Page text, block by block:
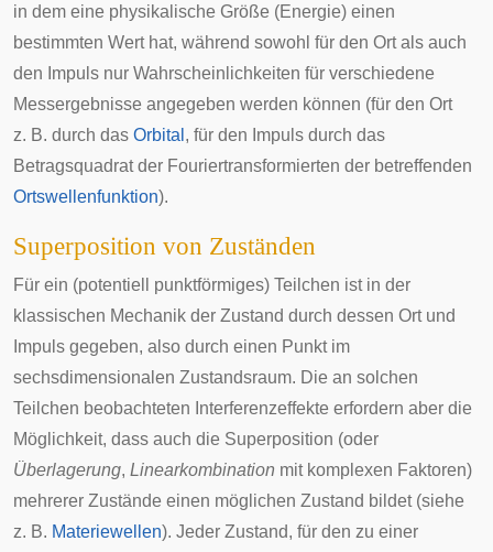
in dem eine physikalische Größe (Energie) einen
bestimmten Wert hat, während sowohl für den Ort als auch
den Impuls nur Wahrscheinlichkeiten für verschiedene
Messergebnisse angegeben werden können (für den Ort
z. B. durch das Orbital , für den Impuls durch das
Betragsquadrat der Fouriertransformierten der betreffenden
Ortswellenfunktion).
Superposition von Zuständen
Für ein (potentiell punktförmiges) Teilchen ist in der
klassischen Mechanik der Zustand durch dessen Ort und
Impuls gegeben, also durch einen Punkt im
sechsdimensionalen Zustandsraum. Die an solchen
Teilchen beobachteten Interferenzeffekte erfordern aber die
Möglichkeit, dass auch die Superposition (oder
Überlagerung, Linearkombination mit komplexen Faktoren)
mehrerer Zustände einen möglichen Zustand bildet (siehe
z. B. Materiewellen). Jeder Zustand, für den zu einer